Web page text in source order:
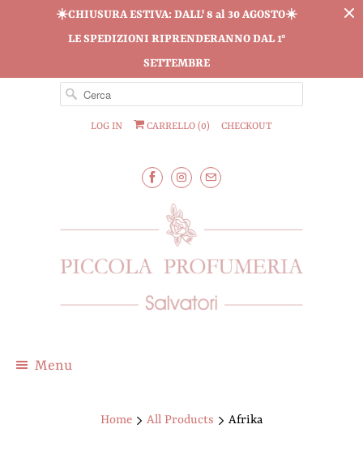
☀️CHIUSURA ESTIVA: DALL' 8 al 30 AGOSTO☀️
LE SPEDIZIONI RIPRENDERANNO DAL 1°
SETTEMBRE
LOG IN CARRELLO (0) CHECKOUT
Menu
Home All Products Afrika